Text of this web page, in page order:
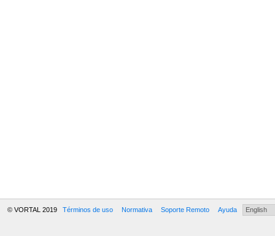
© VORTAL 2019 Términos de uso Normativa Soporte Remoto Ayuda